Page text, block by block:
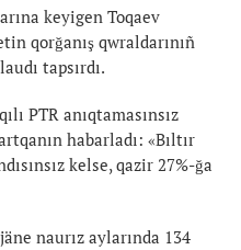
keyigen Toqaev
qorğanış qwraldarınıñ
tapsırdı.
PTR anıqtamasınsız
habarladı: «Bıltır
kelse, qazir 27%-ğa
naurız aylarında 134